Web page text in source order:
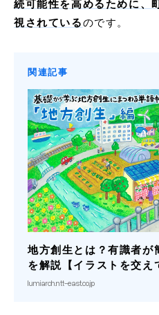
続可能性を高めるために、
視されているのです。
関連記事
地方創生とは？有識者が
を解説【イラストを交え
lumiarch.ntt-east.co.jp